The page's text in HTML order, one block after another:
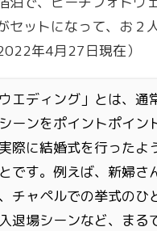
セットになって、お２
年4月27日現在）
エディング」とは、通
ーンをポイントポイン
際に結婚式を行ったよ
です。例えば、新婦さ
チャペルでの挙式のひ
退場シーンなど、まる